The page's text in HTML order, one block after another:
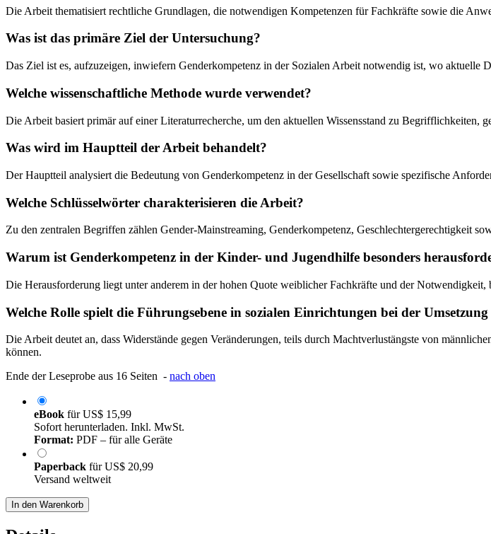
Die Arbeit thematisiert rechtliche Grundlagen, die notwendigen Kompetenzen für Fachkräfte sowie die
Was ist das primäre Ziel der Untersuchung?
Das Ziel ist es, aufzuzeigen, inwiefern Genderkompetenz in der Sozialen Arbeit notwendig ist, wo aktuelle
Welche wissenschaftliche Methode wurde verwendet?
Die Arbeit basiert primär auf einer Literaturrecherche, um den aktuellen Wissensstand zu Begrifflichkeiten,
Was wird im Hauptteil der Arbeit behandelt?
Der Hauptteil analysiert die Bedeutung von Genderkompetenz in der Gesellschaft sowie spezifische
Welche Schlüsselwörter charakterisieren die Arbeit?
Zu den zentralen Begriffen zählen Gender-Mainstreaming, Genderkompetenz, Geschlechtergerechtigkeit
Warum ist Genderkompetenz in der Kinder- und Jugendhilfe besonders
Die Herausforderung liegt unter anderem in der hohen Quote weiblicher Fachkräfte und der
Welche Rolle spielt die Führungsebene in sozialen Einrichtungen bei der
Die Arbeit deutet an, dass Widerstände gegen Veränderungen, teils durch Machtverlustängste von
können.
Ende der Leseprobe aus 16 Seiten - nach oben
eBook fürUS$ 15,99
Sofort herunterladen. Inkl. MwSt.
Format: PDF – für alle Geräte
Paperback fürUS$ 20,99
Versand weltweit
In den Warenkorb